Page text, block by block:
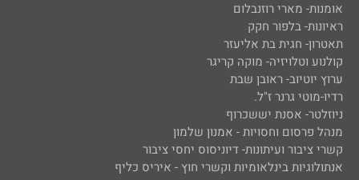
אומנות- מארי רוזנבלום
ראיונות- בלפור חקק
תאטרון- חגית בת אליעזר
קולנוע וטלויזיה- מוקה קריגר
ערוץ יוטיוב- ראובן שבת
רדיו-מוטי גרנר ז"ל.
ניוזלטר- אסנת יששכרוף
מנהל פרסום וחסויות - אמנון שלמון
קשרי ציבור ועיתונות- דיוניסוס יחסי ציבור
אנתולוגיות בינלאומיות וקשרי חוץ - איריס כליף